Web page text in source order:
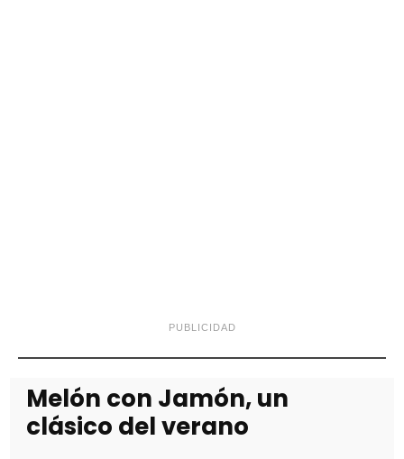
PUBLICIDAD
Melón con Jamón, un
clásico del verano